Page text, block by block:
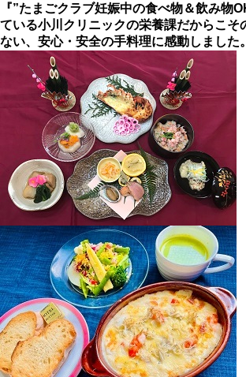
『”たまごクラブ妊娠中の食べ物＆飲み物
ている小川クリニックの栄養課だからこそ
ない、安心・安全の手料理に感動しました